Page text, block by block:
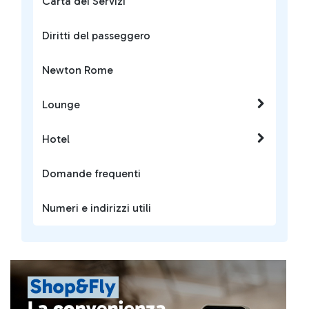
Diritti del passeggero
Newton Rome
Lounge
Hotel
Domande frequenti
Numeri e indirizzi utili